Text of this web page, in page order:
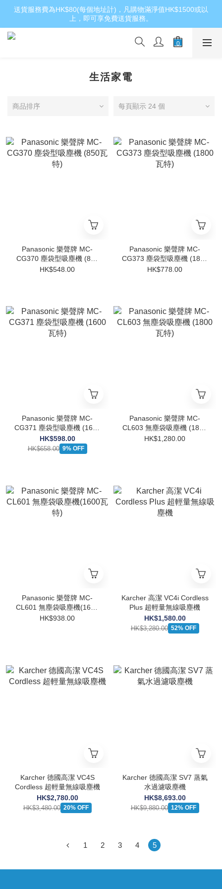
送貨服務費為HK$80(每個地址計)，凡購物滿淨值HK$1500或以
上，即可享免費送貨服務。
生活家電
商品排序 每頁顯示 24 個
Panasonic 樂聲牌 MC-
CG370 塵袋型吸塵機 (850
瓦特)
HK$548.00
Panasonic 樂聲牌 MC-
CG373 塵袋型吸塵機 (1800
瓦特)
HK$778.00
Panasonic 樂聲牌 MC-
CG371 塵袋型吸塵機 (1600
瓦特)
HK$598.00
HK$658.00 9% OFF
Panasonic 樂聲牌 MC-
CL603 無塵袋吸塵機 (1800
瓦特)
HK$1,280.00
Panasonic 樂聲牌 MC-
CL601 無塵袋吸塵機(1600
瓦特)
HK$938.00
Karcher 高潔 VC4i Cordless
Plus 超輕量無線吸塵機
HK$1,580.00
HK$3,280.00 52% OFF
Karcher 德國高潔 VC4S
Cordless 超輕量無線吸塵機
HK$2,780.00
HK$3,480.00 20% OFF
Karcher 德國高潔 SV7 蒸氣
水過濾吸塵機
HK$8,693.00
HK$9,880.00 12% OFF
1 2 3 4 5